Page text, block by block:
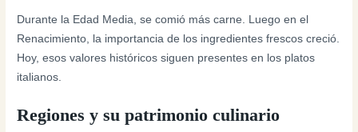
Durante la Edad Media, se comió más carne. Luego en el
Renacimiento, la importancia de los ingredientes frescos creció.
Hoy, esos valores históricos siguen presentes en los platos
italianos.
Regiones y su patrimonio culinario